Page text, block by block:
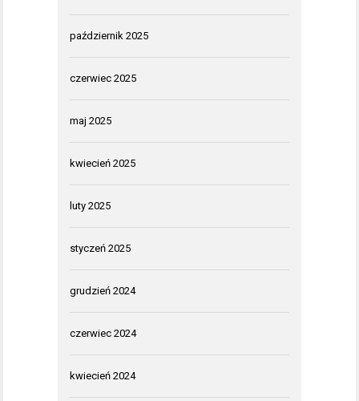
październik 2025
czerwiec 2025
maj 2025
kwiecień 2025
luty 2025
styczeń 2025
grudzień 2024
czerwiec 2024
kwiecień 2024